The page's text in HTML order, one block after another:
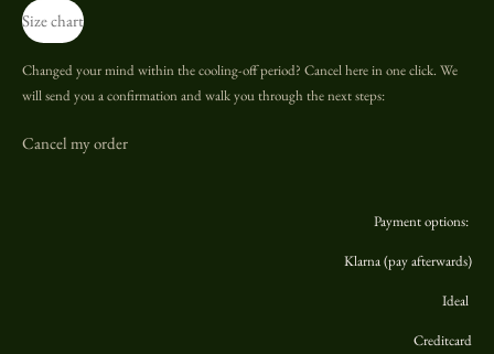
t
a
g
r
k
o
o
A
p
Size chart
Changed your mind within the cooling-off period? Cancel here in one click. We
will send you a confirmation and walk you through the next steps:
Cancel my order
Payment options:
Klarna (pay afterwards)
Ideal
Creditcard